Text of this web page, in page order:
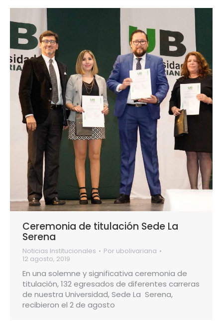
Ceremonia de titulación Sede La
Serena
Noticias Institucionales Por ubolivariana
12 agosto, 2019
En una solemne y significativa ceremonia de
titulación, 132 egresados de diferentes carreras
de nuestra Universidad, Sede La Serena,
recibieron el 2 de agosto